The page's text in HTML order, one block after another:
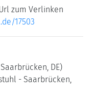
zum Verlinken
17503
DE)
- Saarbrücken,